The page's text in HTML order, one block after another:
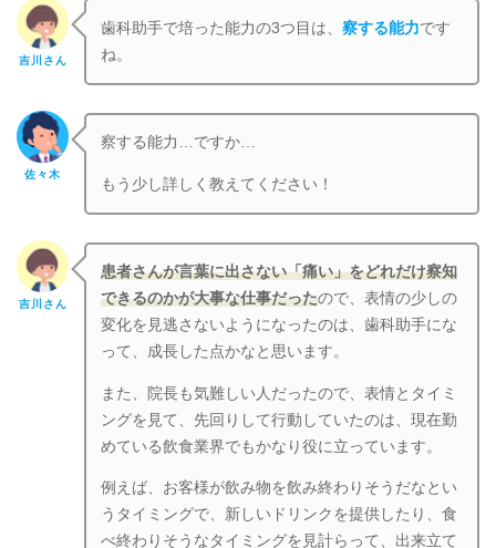
吉川さん
歯科助手で培った能力の3つ目は、察する能力です
ね。
佐々木
察する能力…ですか…
もう少し詳しく教えてください！
吉川さん
患者さんが言葉に出さない「痛い」をどれだけ察知
できるのかが大事な仕事だったので、表情の少しの
変化を見逃さないようになったのは、歯科助手にな
って、成長した点かなと思います。
また、院長も気難しい人だったので、表情とタイミ
ングを見て、先回りして行動していたのは、現在勤
めている飲食業界でもかなり役に立っています。
例えば、お客様が飲み物を飲み終わりそうだなとい
うタイミングで、新しいドリンクを提供したり、食
べ終わりそうなタイミングを見計らって、出来立て